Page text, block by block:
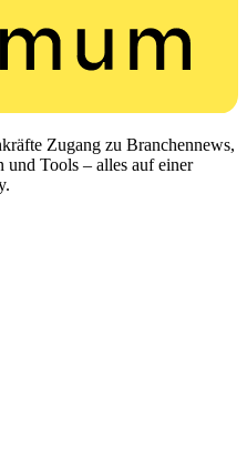
Zugang zu Branchennews,
Tools – alles auf einer